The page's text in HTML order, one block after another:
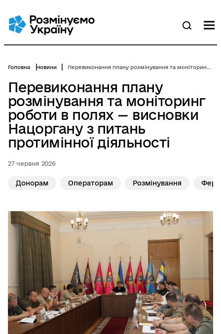
до
основного
вмісту
Пошук
Головна Новини Перевиконання плану розмінування та моніторинг роботи в полях — висновки Нацоргану з питань протимінної діяльності
Перевиконання плану
розмінування та моніторинг
роботи в полях — висновки
Нацоргану з питань
протимінної діяльності
27 червня 2026
Донорам Операторам Розмінування